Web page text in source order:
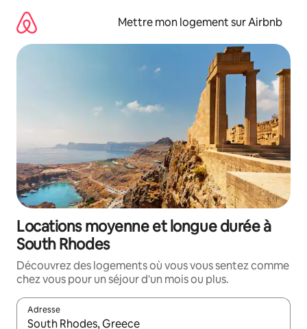
directement
contenu
Mettre mon logement sur Airbnb
Locations moyenne et longue durée à
South Rhodes
Découvrez des logements où vous vous sentez comme
chez vous pour un séjour d'un mois ou plus.
Adresse
Lorsque les résultats s'affichent, utilisez les flèches vers le